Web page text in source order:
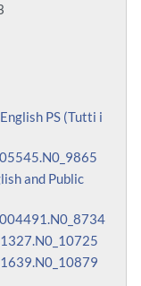
PS (Tutti i
and Public